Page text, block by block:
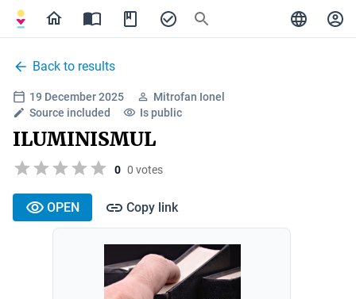
Back to results
19 December 2025
Mitrofan Ionel
Source included
Is public
ILUMINISMUL
0 0 votes
OPEN Copy link